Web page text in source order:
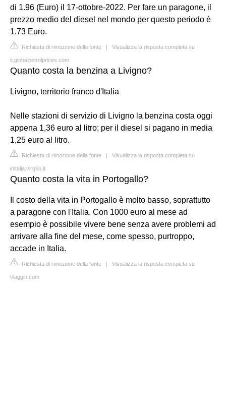
di 1.96 (Euro) il 17-ottobre-2022. Per fare un paragone, il
prezzo medio del diesel nel mondo per questo periodo è
1.73 Euro.
Richiesta di rimozione della fonte | Visualizza la risposta completa su
it.globalpetrolprices.com
Quanto costa la benzina a Livigno?
Livigno, territorio franco d'Italia
Nelle stazioni di servizio di Livigno la benzina costa oggi
appena 1,36 euro al litro; per il diesel si pagano in media
1,25 euro al litro.
Richiesta di rimozione della fonte | Visualizza la risposta completa su
initalia.virgilio.it
Quanto costa la vita in Portogallo?
Il costo della vita in Portogallo è molto basso, soprattutto
a paragone con l'Italia. Con 1000 euro al mese ad
esempio è possibile vivere bene senza avere problemi ad
arrivare alla fine del mese, come spesso, purtroppo,
accade in Italia.
Richiesta di rimozione della fonte | Visualizza la risposta completa su
viaggin.com